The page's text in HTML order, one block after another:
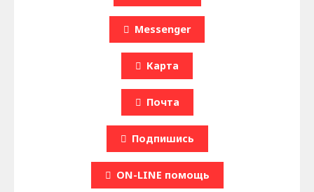
Messenger
Карта
Почта
Подпишись
ON-LINE помощь